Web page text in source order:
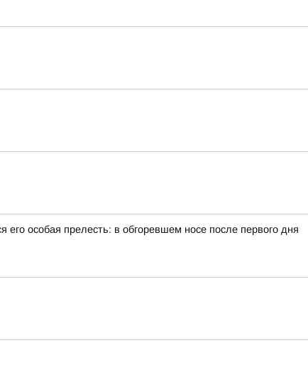
особая прелесть: в обгоревшем носе после первого дня